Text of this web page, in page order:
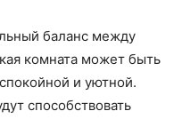
баланс между
комната может быть
и уютной.
способствовать